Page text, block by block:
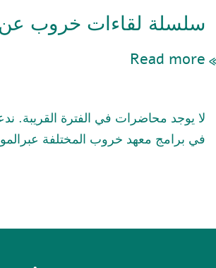
سلسلة لقاءات خروب
Read more
لا يوجد محاضرات في الفترة القريبة.
في برامج معهد خروب المختلفة